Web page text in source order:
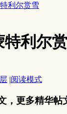
利尔赏雪
特利尔
|阅读模式
，更多精华帖